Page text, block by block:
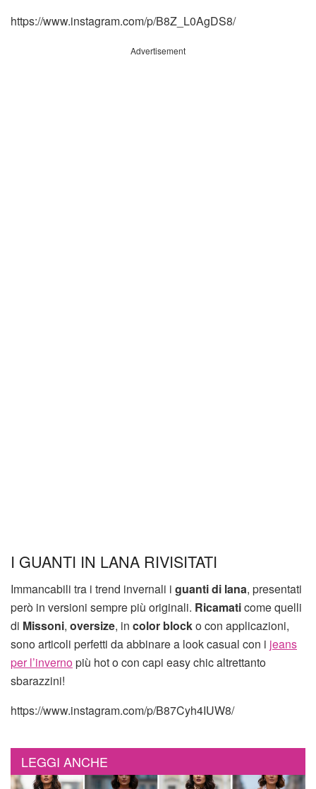
https://www.instagram.com/p/B8Z_L0AgDS8/
Advertisement
I GUANTI IN LANA RIVISITATI
Immancabili tra i trend invernali i guanti di lana, presentati
però in versioni sempre più originali. Ricamaticome quelli
di Missoni, oversize, in color blocko con applicazioni,
sono articoli perfetti da abbinare a look casual con i jeans
per l’invernopiù hot o con capi easy chic altrettanto
sbarazzini!
https://www.instagram.com/p/B87Cyh4IUW8/
LEGGI ANCHE